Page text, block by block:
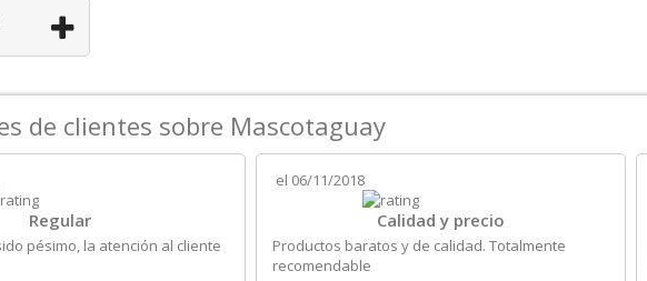
de clientes sobre Mascotaguay
Regular
pésimo, la atención al cliente
el 06/11/2018
Calidad y precio
Productos baratos y de calidad. Totalmente
recomendable